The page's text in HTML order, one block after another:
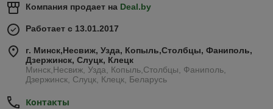
Компания продает на Deal.by
Работает с 13.01.2017
г. Минск,Несвиж, Узда, Копыль,Столбцы, Фаниполь,
Дзержинск, Слуцк, Клецк
Минск,Несвиж, Узда, Копыль,Столбцы, Фаниполь,
Дзержинск, Слуцк, Клецк, Беларусь
Контакты